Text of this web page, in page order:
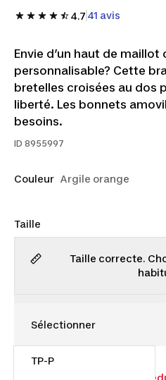
4.7 41 avis
Envie d’un haut de
personnalisable? Cette
bretelles croisées au dos
liberté. Les bonnets
besoins.
ID 8955997
Couleur Argile orange
Taille
Taille correcte.
TP-P
22% de